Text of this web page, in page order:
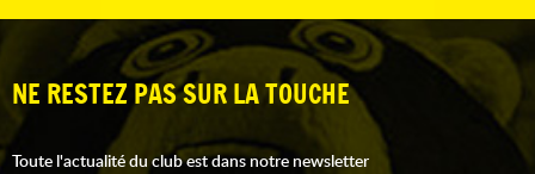
NE RESTEZ PAS SUR LA TOUCHE
Toute l'actualité du club est dans notre newsletter